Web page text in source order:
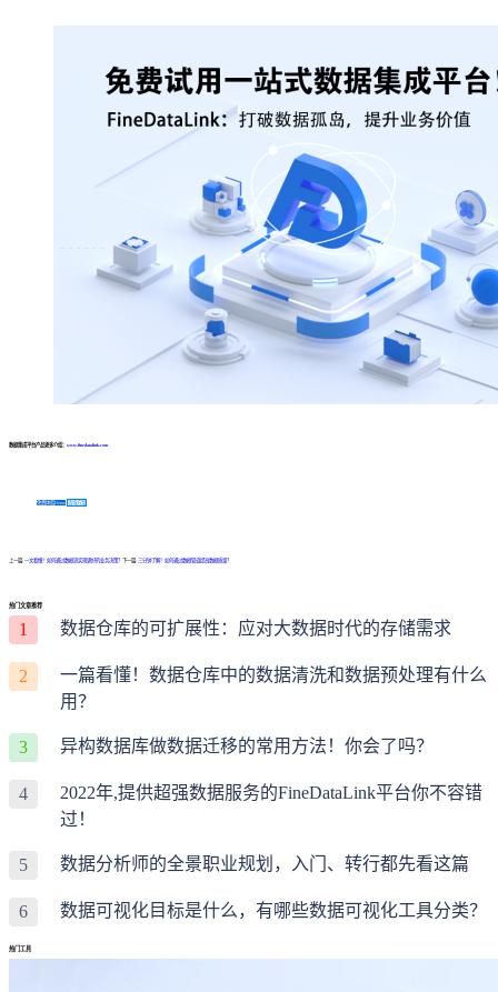
数据集成平台产品更多介绍： www.finedatalink.com
免费体验Demo 咨询方案
上一篇: 一文看懂！如何通过数据流实现更好的业务决策？ 下一篇: 三分钟了解！如何通过数据管道提高数据质量？
热门文章推荐
1 数据仓库的可扩展性：应对大数据时代的存储需求
2
一篇看懂！数据仓库中的数据清洗和数据预处理有什么
用？
3 异构数据库做数据迁移的常用方法！你会了吗？
4
2022年,提供超强数据服务的FineDataLink平台你不容错
过！
5 数据分析师的全景职业规划，入门、转行都先看这篇
6 数据可视化目标是什么，有哪些数据可视化工具分类？
热门工具